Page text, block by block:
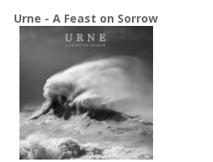
Urne - A Feast on Sorrow